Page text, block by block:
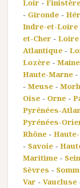
Loir -
- Gironde -
Indre-et-Loire
et-Cher - Loire
Atlantique -
Lozère -
Haute-Marne -
- Meuse -
Oise - Orne -
Pyrénées-
Pyrénées-
Rhône -
- Savoie -
Maritime -
Sèvres -
Var - Vaucluse